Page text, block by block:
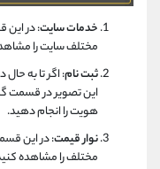
خدمات سایت: در این
مختلف سایت را
ثبت نام: اگر تا به
هویت را انجام دهید.
نوار قیمت: در این
مختلف را مشاهده